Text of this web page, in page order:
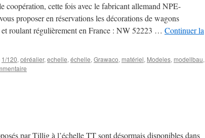
coopération, cette fois avec le fabricant allemand NPE-
proposer en réservations les décorations de wagons
et roulant régulièrement en France : NW 52223 … Continuer la
1/120, céréalier, echelle, échelle, Grawaco, matériel, Modeles, modellbau,
par Tillig à l’échelle TT sont désormais disponibles dans